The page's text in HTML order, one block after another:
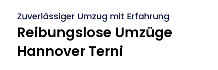
Zuverlässiger Umzug mit Erfahrung
Reibungslose Umzüge
Hannover Terni